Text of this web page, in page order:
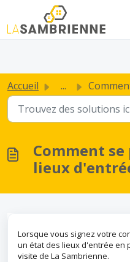
Passer au contenu
Accueil ... Comment se passe
Comment
lieux
Lorsque vous signez votre
un état des lieux d'entrée en
visite de La Sambrienne.